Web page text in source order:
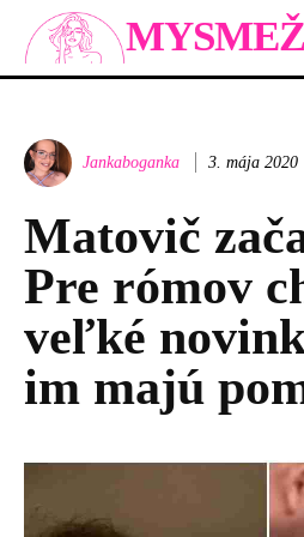
Jankaboganka 3. mája 2020
Matovič
Pre rómov
veľké
im majú